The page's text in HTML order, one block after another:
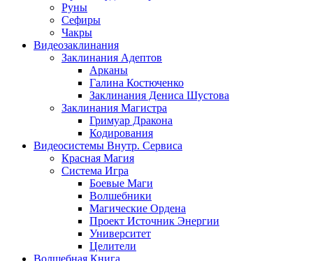
Руны
Сефиры
Чакры
Видеозаклинания
Заклинания Адептов
Арканы
Галина Костюченко
Заклинания Дениса Шустова
Заклинания Магистра
Гримуар Дракона
Кодирования
Видеосистемы Внутр. Сервиса
Красная Магия
Система Игра
Боевые Маги
Волшебники
Магические Ордена
Проект Источник Энергии
Университет
Целители
Волшебная Книга